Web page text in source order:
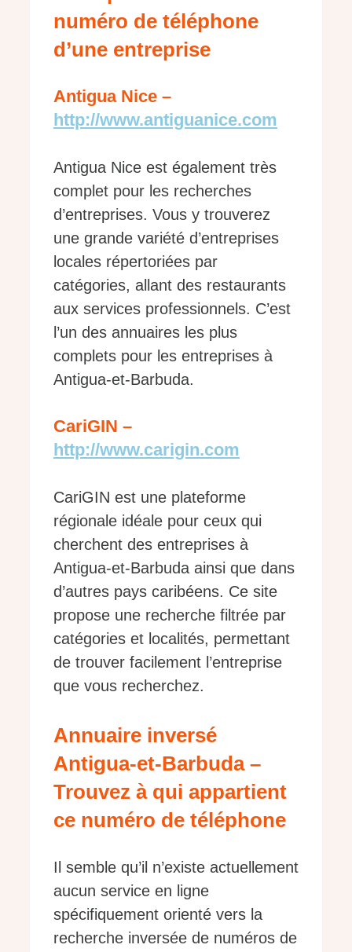
numéro de téléphone
d’une entreprise
Antigua Nice –
http://www.antiguanice.com
Antigua Nice est également très
complet pour les recherches
d’entreprises. Vous y trouverez
une grande variété d’entreprises
locales répertoriées par
catégories, allant des restaurants
aux services professionnels. C’est
l’un des annuaires les plus
complets pour les entreprises à
Antigua-et-Barbuda.
CariGIN –
http://www.carigin.com
CariGIN est une plateforme
régionale idéale pour ceux qui
cherchent des entreprises à
Antigua-et-Barbuda ainsi que dans
d’autres pays caribéens. Ce site
propose une recherche filtrée par
catégories et localités, permettant
de trouver facilement l’entreprise
que vous recherchez.
Annuaire inversé
Antigua-et-Barbuda –
Trouvez à qui appartient
ce numéro de téléphone
Il semble qu’il n’existe actuellement
aucun service en ligne
spécifiquement orienté vers la
recherche inversée de numéros de